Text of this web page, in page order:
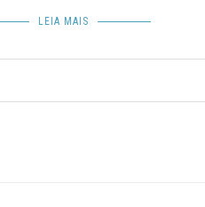
LEIA MAIS